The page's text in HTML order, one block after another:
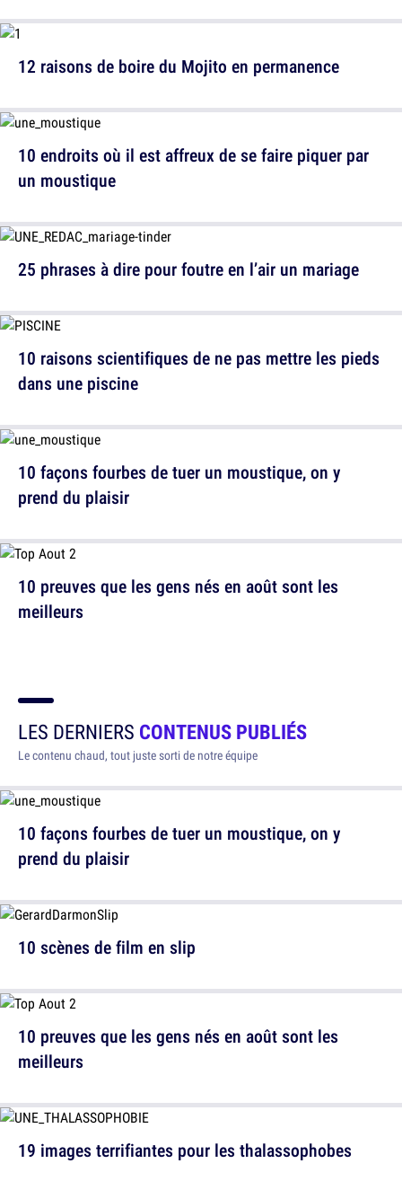
10 endroits où il est affreux de se faire piquer par
un moustique
10 raisons scientifiques de ne pas mettre les pieds
dans une piscine
10 preuves que les gens nés en août sont les
meilleurs
12 raisons de boire du Mojito en permanence
25 phrases à dire pour foutre en l’air un mariage
10 façons fourbes de tuer un moustique, on y
prend du plaisir
LES DERNIERS CONTENUS PUBLIÉS
Le contenu chaud, tout juste sorti de notre équipe
10 façons fourbes de tuer un moustique, on y
prend du plaisir
10 preuves que les gens nés en août sont les
meilleurs
10 scènes de film en slip
19 images terrifiantes pour les thalassophobes